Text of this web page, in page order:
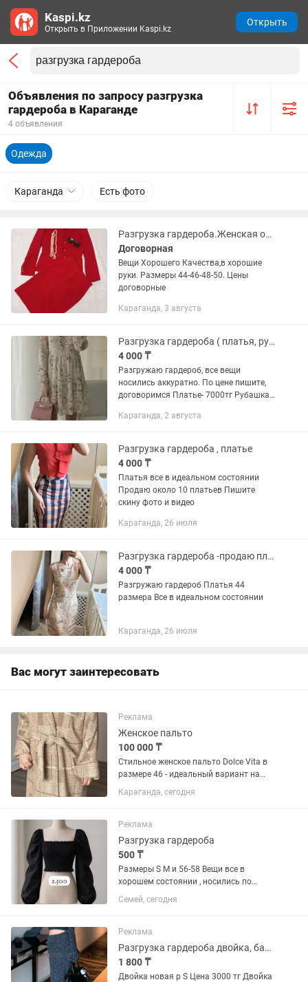
Объявления по запросу разгрузка
гардероба в Караганде
4 объявления
Одежда
Караганда Есть фото
Разгрузка гардероба.Женская одежда Жакет
Договорная
Вещи Хорошего Качества,в хорошие
руки. Размеры 44-46-48-50. Цены
договорные
Караганда, 3 августа
Разгрузка гардероба ( платья, рубашки, юбки)
4 000 ₸
Разгружаю гардероб, все вещи
носились аккуратно. По цене пишите,
договоримся Платье- 7000тг Рубашка
вискозы- 4800 тг Платье из льна
Караганда, 2 августа
Разгрузка гардероба , платье
4 000 ₸
Платья все в идеальном состоянии
Продаю около 10 платьев Пишите
скину фото и видео
Караганда, 26 июля
Разгрузка гардероба -продаю платье
4 000 ₸
Разгружаю гардероб Платья 44
размера Все в идеальном состоянии
Караганда, 26 июля
Вас могут заинтересовать
Реклама
Женское пальто
100 000 ₸
Стильное женское пальто Dolce Vita в
размере 46 - идеальный вариант на
осень и весну. • Состав: 70% чистая
шерсть, 20% альпака, 10% вискоза •
• Красивый...
Караганда, сегодня
Реклама
Разгрузка гардероба
500 ₸
Размеры S M и 56-58 Вещи все в
хорошем состоянии , носились по
одному разу От 500 до 5000 тысяч
Вещей много
Семей, сегодня
Реклама
Разгрузка гардероба двойка, балетки
1 800 ₸
Двойка новая р S Цена 3000 тг Двойка
Kaspi.kz
Открыть в Приложении Kaspi.kz
Открыть